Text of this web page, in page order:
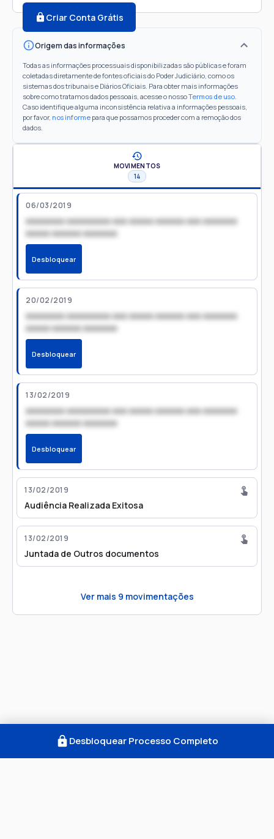
Criar Conta Grátis
Origem das informações
Todas as informações processuais disponibilizadas são públicas e foram
coletadas diretamente de fontes oficiais do Poder Judiciário, como os
sistemas dos tribunais e Diários Oficiais. Para obter mais informações
sobre como tratamos dados pessoais, acesse o nossoTermos de uso.
Caso identifique alguma inconsistência relativa a informações pessoais,
por favor, nos informe para que possamos proceder com a remoção dos
dados.
MOVIMENTOS
14
06/03/2019
xxxxxxxx xxxxxxxxx xxx xxxxx xxxxxx xxx xxxxxxx
xxxxx xxxxxx xxxxxxx
Desbloquear
20/02/2019
xxxxxxxx xxxxxxxxx xxx xxxxx xxxxxx xxx xxxxxxx
xxxxx xxxxxx xxxxxxx
Desbloquear
13/02/2019
xxxxxxxx xxxxxxxxx xxx xxxxx xxxxxx xxx xxxxxxx
xxxxx xxxxxx xxxxxxx
Desbloquear
13/02/2019
Audiência Realizada Exitosa
13/02/2019
Juntada de Outros documentos
Ver mais 9 movimentações
Desbloquear Processo Completo